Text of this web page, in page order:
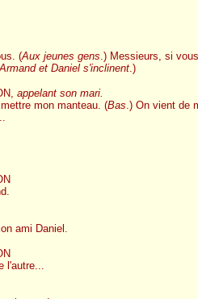
(Aux jeunes gens.) Messieurs, si
Armand et Daniel s'inclinent.)
appelant son mari.
mon manteau. (Bas.) On vient de
ami Daniel.
l'autre...